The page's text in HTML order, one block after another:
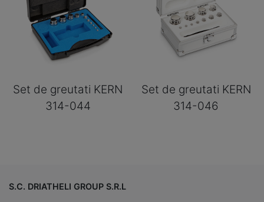
Set de greutati KERN
314-044
Set de greutati KERN
314-046
S.C. DRIATHELI GROUP S.R.L